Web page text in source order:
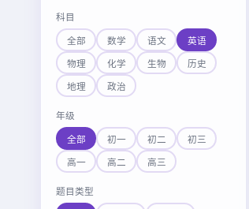
科目
全部
数学 语文
英语
物理
化学 生物
历史
地理
政治
年级
全部
初一 初二
初三
高一
高二 高三
题目类型